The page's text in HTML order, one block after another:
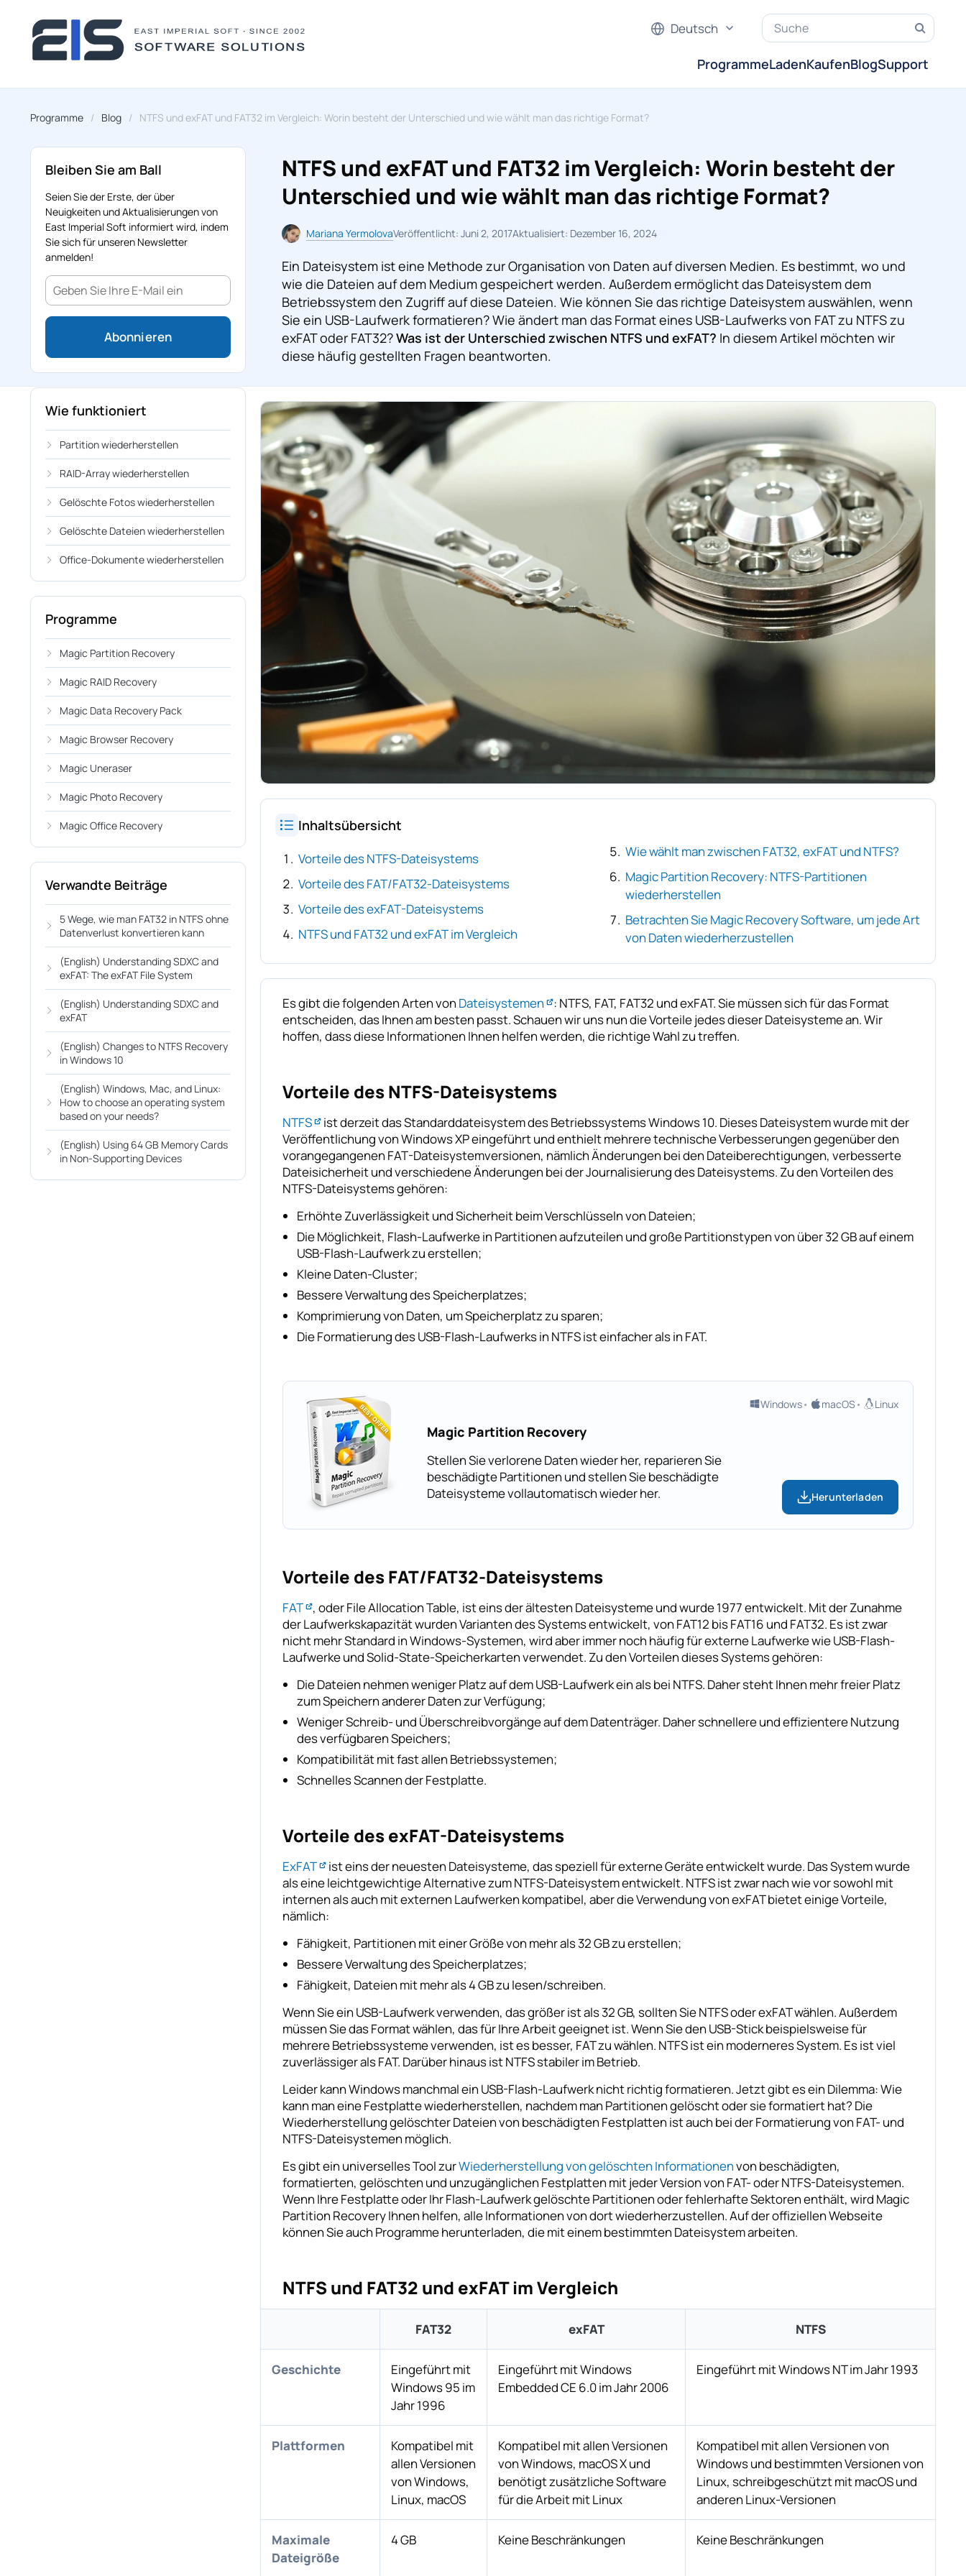
ProgrammeLadenKaufenBlogSupport
Deutsch
Programme Blog NTFS und exFAT und FAT32 im Vergleich: Worin besteht der Unterschied und wie wählt man das richtige Format?
NTFS und exFAT und FAT32 im Vergleich: Worin besteht der
Unterschied und wie wählt man das richtige Format?
Mariana YermolovaVeröffentlicht: Juni 2, 2017Aktualisiert: Dezember 16, 2024
Ein Dateisystem ist eine Methode zur Organisation von Daten auf diversen Medien. Es bestimmt, wo und
wie die Dateien auf dem Medium gespeichert werden. Außerdem ermöglicht das Dateisystem dem
Betriebssystem den Zugriff auf diese Dateien. Wie können Sie das richtige Dateisystem auswählen, wenn
Sie ein USB-Laufwerk formatieren? Wie ändert man das Format eines USB-Laufwerks von FAT zu NTFS zu
exFAT oder FAT32?Was ist der Unterschied zwischen NTFS und exFAT? In diesem Artikel möchten wir
diese häufig gestellten Fragen beantworten.
Inhaltsübersicht
Vorteile des NTFS-Dateisystems
Vorteile des FAT/FAT32-Dateisystems
Vorteile des exFAT-Dateisystems
NTFS und FAT32 und exFAT im Vergleich
Wie wählt man zwischen FAT32, exFAT und NTFS?
Magic Partition Recovery: NTFS-Partitionen
wiederherstellen
Betrachten Sie Magic Recovery Software, um jede Art
von Daten wiederherzustellen
Es gibt die folgenden Arten von Dateisystemen
: NTFS, FAT, FAT32 und exFAT. Sie müssen sich für das Format
entscheiden, das Ihnen am besten passt. Schauen wir uns nun die Vorteile jedes dieser Dateisysteme an. Wir
hoffen, dass diese Informationen Ihnen helfen werden, die richtige Wahl zu treffen.
Vorteile des NTFS-Dateisystems
NTFS
ist derzeit das Standarddateisystem des Betriebssystems Windows 10. Dieses Dateisystem wurde mit der
Veröffentlichung von Windows XP eingeführt und enthielt mehrere technische Verbesserungen gegenüber den
vorangegangenen FAT-Dateisystemversionen, nämlich Änderungen bei den Dateiberechtigungen, verbesserte
Dateisicherheit und verschiedene Änderungen bei der Journalisierung des Dateisystems. Zu den Vorteilen des
NTFS-Dateisystems gehören:
Erhöhte Zuverlässigkeit und Sicherheit beim Verschlüsseln von Dateien;
Die Möglichkeit, Flash-Laufwerke in Partitionen aufzuteilen und große Partitionstypen von über 32 GB auf einem
USB-Flash-Laufwerk zu erstellen;
Kleine Daten-Cluster;
Bessere Verwaltung des Speicherplatzes;
Komprimierung von Daten, um Speicherplatz zu sparen;
Die Formatierung des USB-Flash-Laufwerks in NTFS ist einfacher als in FAT.
Magic Partition Recovery
Stellen Sie verlorene Daten wieder her, reparieren Sie
beschädigte Partitionen und stellen Sie beschädigte
Dateisysteme vollautomatisch wieder her.
Windows macOS Linux
Herunterladen
Vorteile des FAT/FAT32-Dateisystems
FAT
, oder File Allocation Table, ist eins der ältesten Dateisysteme und wurde 1977 entwickelt. Mit der Zunahme
der Laufwerkskapazität wurden Varianten des Systems entwickelt, von FAT12 bis FAT16 und FAT32. Es ist zwar
nicht mehr Standard in Windows-Systemen, wird aber immer noch häufig für externe Laufwerke wie USB-Flash-
Laufwerke und Solid-State-Speicherkarten verwendet. Zu den Vorteilen dieses Systems gehören:
Die Dateien nehmen weniger Platz auf dem USB-Laufwerk ein als bei NTFS. Daher steht Ihnen mehr freier Platz
zum Speichern anderer Daten zur Verfügung;
Weniger Schreib- und Überschreibvorgänge auf dem Datenträger. Daher schnellere und effizientere Nutzung
des verfügbaren Speichers;
Kompatibilität mit fast allen Betriebssystemen;
Schnelles Scannen der Festplatte.
Vorteile des exFAT-Dateisystems
ExFAT
ist eins der neuesten Dateisysteme, das speziell für externe Geräte entwickelt wurde. Das System wurde
als eine leichtgewichtige Alternative zum NTFS-Dateisystem entwickelt. NTFS ist zwar nach wie vor sowohl mit
internen als auch mit externen Laufwerken kompatibel, aber die Verwendung von exFAT bietet einige Vorteile,
nämlich:
Fähigkeit, Partitionen mit einer Größe von mehr als 32 GB zu erstellen;
Bessere Verwaltung des Speicherplatzes;
Fähigkeit, Dateien mit mehr als 4 GB zu lesen/schreiben.
Wenn Sie ein USB-Laufwerk verwenden, das größer ist als 32 GB, sollten Sie NTFS oder exFAT wählen. Außerdem
müssen Sie das Format wählen, das für Ihre Arbeit geeignet ist. Wenn Sie den USB-Stick beispielsweise für
mehrere Betriebssysteme verwenden, ist es besser, FAT zu wählen. NTFS ist ein moderneres System. Es ist viel
zuverlässiger als FAT. Darüber hinaus ist NTFS stabiler im Betrieb.
Leider kann Windows manchmal ein USB-Flash-Laufwerk nicht richtig formatieren. Jetzt gibt es ein Dilemma: Wie
kann man eine Festplatte wiederherstellen, nachdem man Partitionen gelöscht oder sie formatiert hat? Die
Wiederherstellung gelöschter Dateien von beschädigten Festplatten ist auch bei der Formatierung von FAT- und
NTFS-Dateisystemen möglich.
Es gibt ein universelles Tool zurWiederherstellung von gelöschten Informationenvon beschädigten,
formatierten, gelöschten und unzugänglichen Festplatten mit jeder Version von FAT- oder NTFS-Dateisystemen.
Wenn Ihre Festplatte oder Ihr Flash-Laufwerk gelöschte Partitionen oder fehlerhafte Sektoren enthält, wird Magic
Partition Recovery Ihnen helfen, alle Informationen von dort wiederherzustellen. Auf der offiziellen Webseite
können Sie auch Programme herunterladen, die mit einem bestimmten Dateisystem arbeiten.
NTFS und FAT32 und exFAT im Vergleich
FAT32 exFAT NTFS
Geschichte
Eingeführt mit
Windows 95 im
Jahr 1996
Eingeführt mit Windows
Embedded CE 6.0 im Jahr 2006
Eingeführt mit Windows NT im Jahr 1993
Plattformen
Kompatibel mit
allen Versionen
von Windows,
Linux, macOS
Kompatibel mit allen Versionen
von Windows, macOS X und
benötigt zusätzliche Software
für die Arbeit mit Linux
Kompatibel mit allen Versionen von
Windows und bestimmten Versionen von
Linux, schreibgeschützt mit macOS und
anderen Linux-Versionen
Maximale
Dateigröße
4 GB Keine Beschränkungen Keine Beschränkungen
Bleiben Sie am Ball
Seien Sie der Erste, der über
Neuigkeiten und Aktualisierungen von
East Imperial Soft informiert wird, indem
Sie sich für unseren Newsletter
anmelden!
Wie funktioniert
Partition wiederherstellen
RAID-Array wiederherstellen
Gelöschte Fotos wiederherstellen
Gelöschte Dateien wiederherstellen
Office-Dokumente wiederherstellen
Programme
Magic Partition Recovery
Magic RAID Recovery
Magic Data Recovery Pack
Magic Browser Recovery
Magic Uneraser
Magic Photo Recovery
Magic Office Recovery
Verwandte Beiträge
5 Wege, wie man FAT32 in NTFS ohne
Datenverlust konvertieren kann
(English) Understanding SDXC and
exFAT: The exFAT File System
(English) Understanding SDXC and
exFAT
(English) Changes to NTFS Recovery
in Windows 10
(English) Windows, Mac, and Linux:
How to choose an operating system
based on your needs?
(English) Using 64 GB Memory Cards
in Non-Supporting Devices